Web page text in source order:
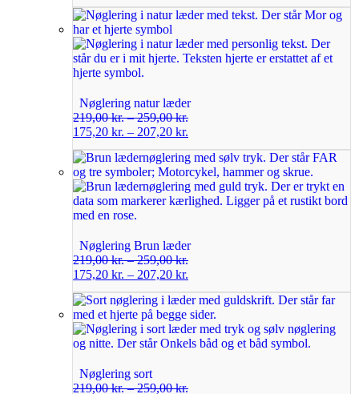
Nøglering natur læder
219,00kr.–259,00kr.
175,20 kr. – 207,20 kr.
Nøglering Brun læder
219,00kr.–259,00kr.
175,20 kr. – 207,20 kr.
Nøglering sort
219,00kr.–259,00kr.